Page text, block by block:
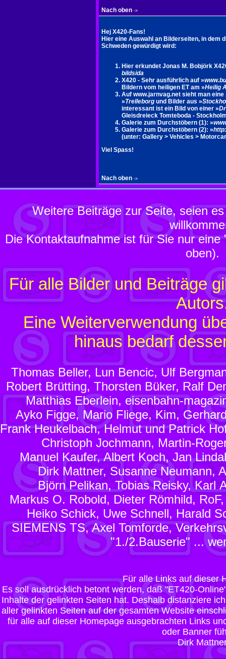
Nach oben -»
Hej X420-Fans!
Hier eine Auswahl an Bilderseiten, in dem
Schweden gewürdigt wird:
Hier erkundet Jonas M. Bobjörk
bildsida
X420 - Sehr ausführlich auf »
Bildern vom heiligen ET am »Heilig
Auf www.jarnvag.net sieht man
»Trelleborg und Bilder aus »
interessant ist ein Bild von einer »
Gleisdreieck Tomteboda -
Galerie zum Durchstöbern (1): »
Galerie zum Durchstöbern (2): »
(unter: Gallery > Vehicles >
Viel Spass!
Nach oben -»
Weitere Beiträge zur Seite, seien
Die Kontaktaufnahme ist für Sie nur
oben).
Für alle Bilder und Beiträge
Eine Weiterverwendung
hinaus bedarf
Thomas Beller, Lun Bencic, Ulf
Robert Brütting, Thorsten Büker, Ralf
Matthias Eberlein, eisenbahn-
Ayko Figge, Mario Fliege, Kim,
Frank Heukelbach, Helmut und Patrick
Christoph Jochmann, Martin-
Manuel Kaufer, Albert Koch, Jan
Dirk Mattner, Susanne Neumann,
Björn Pelikan, Tobias Reisky, Karl
Markus O. Robold, Dieter Römhild,
Heiko Schick, Uwe Schnell, Harald
SIEMENS TS, Axel Tomforde,
"1./2.Bauserie" ...
Für alle Links auf dieser
Es soll ausdrücklich betont werden, daß "ET420-
Inhalte der gelinkten Seiten hat. Deshalb distanziere
aller gelinkten Seiten auf der gesamten Website
für alle auf dieser Homepage ausgebrachten Links
oder Banner
Dirk